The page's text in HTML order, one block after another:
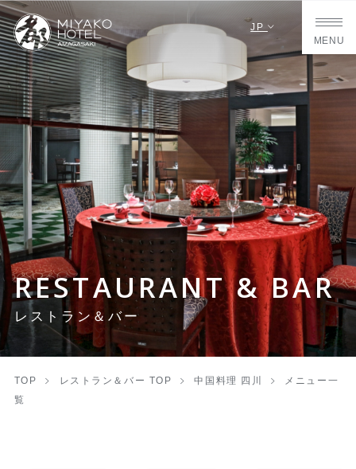
JP
MENU
RESTAURANT & BAR
レストラン＆バー
TOP レストラン＆バー TOP 中国料理 四川
メニュー一
覧